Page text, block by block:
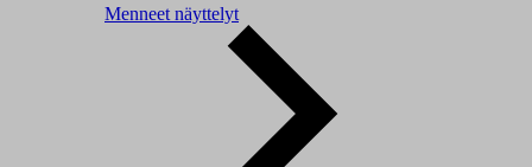
Menneet näyttelyt